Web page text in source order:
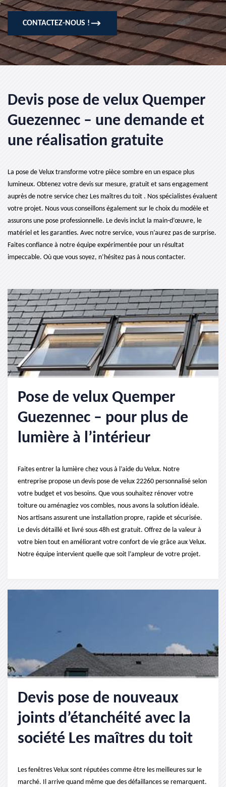
CONTACTEZ-NOUS !
Devis pose de velux Quemper
Guezennec – une demande et
une réalisation gratuite
La pose de Velux transforme votre pièce sombre en un espace plus
lumineux. Obtenez votre devis sur mesure, gratuit et sans engagement
auprès de notre service chez Les maîtres du toit . Nos spécialistes évaluent
votre projet. Nous vous conseillons également sur le choix du modèle et
assurons une pose professionnelle. Le devis inclut la main-d’œuvre, le
matériel et les garanties. Avec notre service, vous n’aurez pas de surprise.
Faites confiance à notre équipe expérimentée pour un résultat
impeccable. Où que vous soyez, n’hésitez pas à nous contacter.
Pose de velux Quemper
Guezennec – pour plus de
lumière à l’intérieur
Faites entrer la lumière chez vous à l’aide du Velux. Notre
entreprise propose un devis pose de velux 22260 personnalisé selon
votre budget et vos besoins. Que vous souhaitez rénover votre
toiture ou aménagiez vos combles, nous avons la solution idéale.
Nos artisans assurent une installation propre, rapide et sécurisée.
Le devis détaillé et livré sous 48h est gratuit. Offrez de la valeur à
votre bien tout en améliorant votre confort de vie grâce aux Velux.
Notre équipe intervient quelle que soit l’ampleur de votre projet.
Devis pose de nouveaux
joints d’étanchéité avec la
société Les maîtres du toit
Les fenêtres Velux sont réputées comme être les meilleures sur le
marché. Il arrive quand même que des défaillances se remarquent.